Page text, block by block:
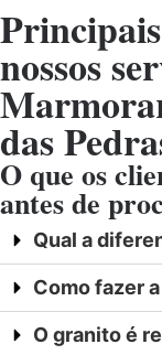
nossos
das
O que os
antes de
Qual a
Como fazer
O granito é